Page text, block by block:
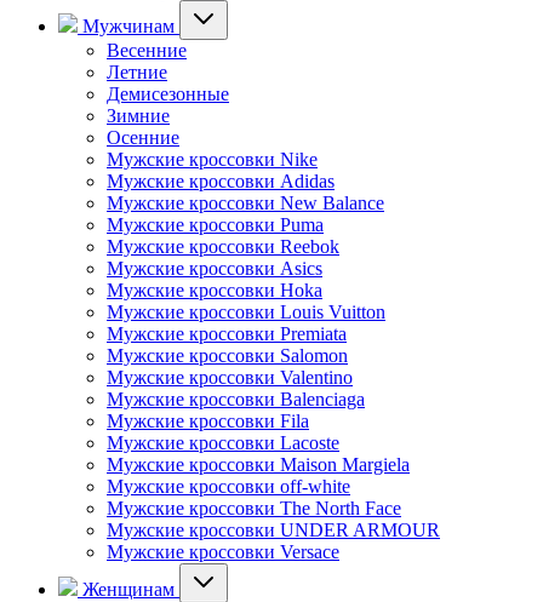
Мужчинам
Весенние
Летние
Демисезонные
Зимние
Осенние
Мужские кроссовки Nike
Мужские кроссовки Adidas
Мужские кроссовки New Balance
Мужские кроссовки Puma
Мужские кроссовки Reebok
Мужские кроссовки Asics
Мужские кроссовки Hoka
Мужские кроссовки Louis Vuitton
Мужские кроссовки Premiata
Мужские кроссовки Salomon
Мужские кроссовки Valentino
Мужские кроссовки Balenciaga
Мужские кроссовки Fila
Мужские кроссовки Lacoste
Мужские кроссовки Maison Margiela
Мужские кроссовки off-white
Мужские кроссовки The North Face
Мужские кроссовки UNDER ARMOUR
Мужские кроссовки Versace
Женщинам